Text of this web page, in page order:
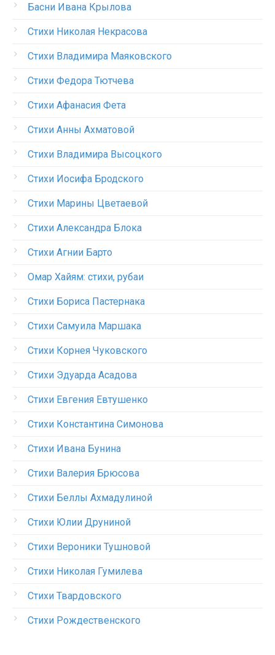
Басни Ивана Крылова
Стихи Николая Некрасова
Стихи Владимира Маяковского
Стихи Федора Тютчева
Стихи Афанасия Фета
Стихи Анны Ахматовой
Стихи Владимира Высоцкого
Стихи Иосифа Бродского
Стихи Марины Цветаевой
Стихи Александра Блока
Стихи Агнии Барто
Омар Хайям: стихи, рубаи
Стихи Бориса Пастернака
Стихи Самуила Маршака
Стихи Корнея Чуковского
Стихи Эдуарда Асадова
Стихи Евгения Евтушенко
Стихи Константина Симонова
Стихи Ивана Бунина
Стихи Валерия Брюсова
Стихи Беллы Ахмадулиной
Стихи Юлии Друниной
Стихи Вероники Тушновой
Стихи Николая Гумилева
Стихи Твардовского
Стихи Рождественского